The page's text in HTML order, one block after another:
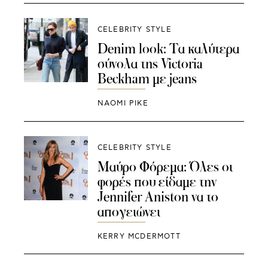
CELEBRITY STYLE
Denim look: Τα καλύτερα
σύνολα της Victoria
Beckham με jeans
NAOMI PIKE
CELEBRITY STYLE
Μαύρο Φόρεμα: Όλες οι
φορές που είδαμε την
Jennifer Aniston να το
απογειώνει
KERRY MCDERMOTT